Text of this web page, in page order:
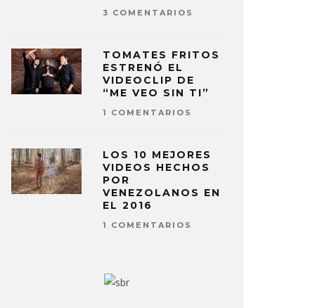
3 COMENTARIOS
TOMATES FRITOS
ESTRENÓ EL
VIDEOCLIP DE
“ME VEO SIN TI”
1 COMENTARIOS
LOS 10 MEJORES
VIDEOS HECHOS
POR
VENEZOLANOS EN
EL 2016
1 COMENTARIOS